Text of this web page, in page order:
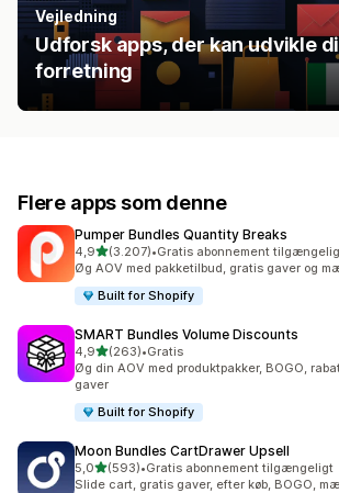
Vejledning
Udforsk apps, der kan udvikle
forretning
Flere apps som denne
Pumper Bundles Quantity Breaks
4,9ud af 5 stjerner
(3.207)
3207 anmeldelser i alt
•Gratis abonnement
Øg AOV med pakketilbud, gratis gaver og
Built for Shopify
SMART Bundles Volume Discounts
4,9ud af 5 stjerner
(263)
263 anmeldelser i alt
•Gratis
Øg din AOV med produktpakker, BOGO,
gaver
Built for Shopify
Moon Bundles CartDrawer Upsell
5,0ud af 5 stjerner
(593)
593 anmeldelser i alt
•Gratis abonnement tilgængeligt
Slide cart, gratis gaver, efter køb, BOGO,